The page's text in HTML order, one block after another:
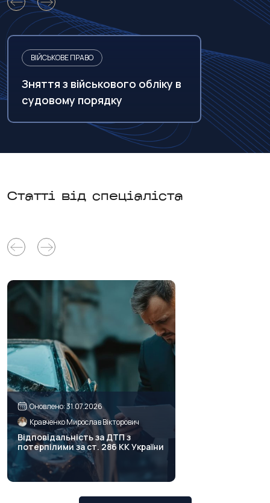
ВІЙСЬКОВЕ ПРАВО
Зняття з військового обліку в
судовому порядку
Статті від спеціаліста
Оновлено: 31.07.2026
Кравченко Мирослав Вікторович
Відповідальність за ДТП з
потерпілими за ст. 286 КК України